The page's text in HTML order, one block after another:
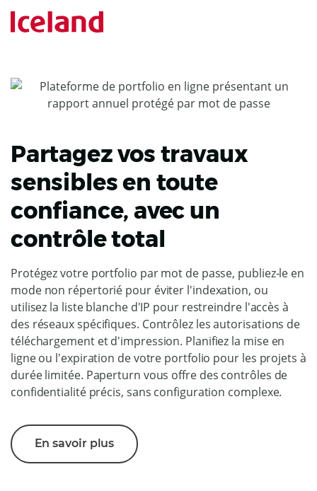
Partagez vos travaux
sensibles en toute
confiance, avec un
contrôle total
Protégez votre portfolio par mot de passe, publiez-le en
mode non répertorié pour éviter l'indexation, ou
utilisez la liste blanche d'IP pour restreindre l'accès à
des réseaux spécifiques. Contrôlez les autorisations de
téléchargement et d'impression. Planifiez la mise en
ligne ou l'expiration de votre portfolio pour les projets à
durée limitée. Paperturn vous offre des contrôles de
confidentialité précis, sans configuration complexe.
En savoir plus